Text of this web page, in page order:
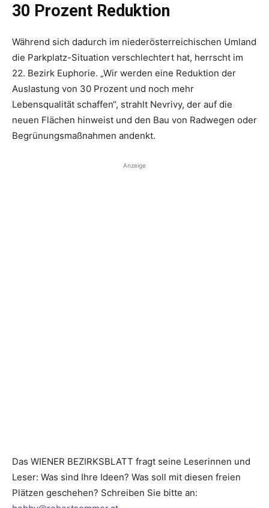
30 Prozent Reduktion
Während sich dadurch im niederösterreichischen Umland
die Parkplatz-Situation verschlechtert hat, herrscht im
22. Bezirk Euphorie. „Wir werden eine Reduktion der
Auslastung von 30 Prozent und noch mehr
Lebensqualität schaffen“, strahlt Nevrivy, der auf die
neuen Flächen hinweist und den Bau von Radwegen oder
Begrünungsmaßnahmen andenkt.
Anzeige
Das WIENER BEZIRKSBLATT fragt seine Leserinnen und
Leser: Was sind Ihre Ideen? Was soll mit diesen freien
Plätzen geschehen? Schreiben Sie bitte an: